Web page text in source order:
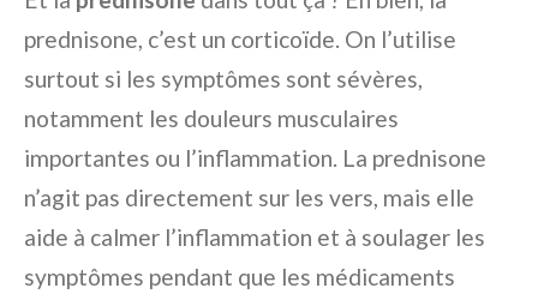
prednisone, c’est un corticoïde. On l’utilise
surtout si les symptômes sont sévères,
notamment les douleurs musculaires
importantes ou l’inflammation. La prednisone
n’agit pas directement sur les vers, mais elle
aide à calmer l’inflammation et à soulager les
symptômes pendant que les médicaments